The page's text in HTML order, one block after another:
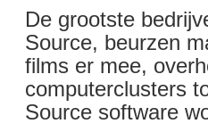
De grootste
Source, beurzen
films er mee,
computerclusters
Source software